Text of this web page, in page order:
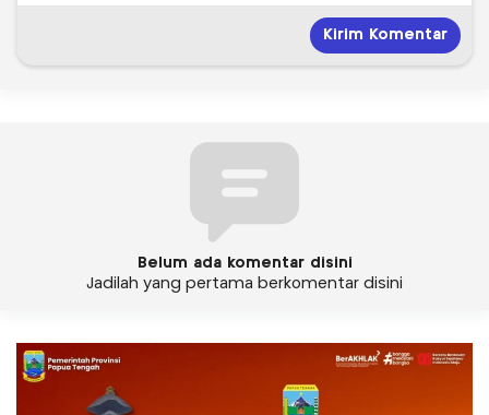
Belum ada komentar disini
Jadilah yang pertama berkomentar disini